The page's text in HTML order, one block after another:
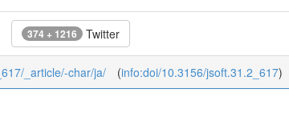
374 + 1216 Twitter
_article/-char/ja/ (info:doi/10.3156/jsoft.31.2_617)